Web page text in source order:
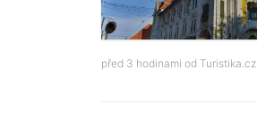
před 3 hodinami od Turistika.cz